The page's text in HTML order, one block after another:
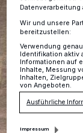
Datenverarbeitung
Wir und unsere
bereitzustellen:
Verwendung
Identifikation aktiv
Informationen auf
Inhalte, Messung
Inhalten,
von Angeboten.
Ausführliche
Impressum